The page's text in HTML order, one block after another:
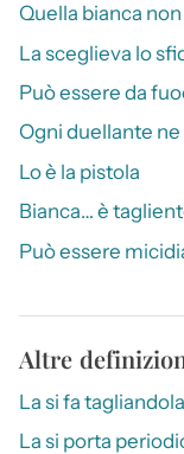
Quella bianca non
La sceglieva lo
Può essere da
Ogni duellante ne
Lo è la pistola
Bianca… è
Può essere
Altre
La si fa tagliandola
La si porta